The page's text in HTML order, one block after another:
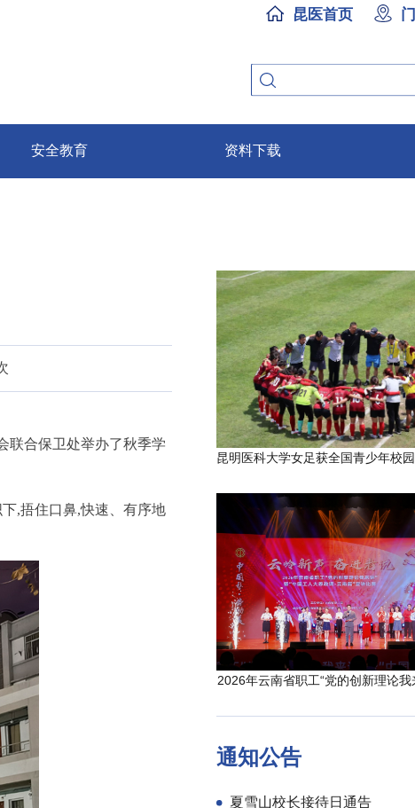
昆医首页
安全教育 资料下载
联合保卫处举办了秋季学
,捂住口鼻,快速、有序地
2026年云南省职工“党的创新理论我
通知公告
夏雪山校长接待日通告